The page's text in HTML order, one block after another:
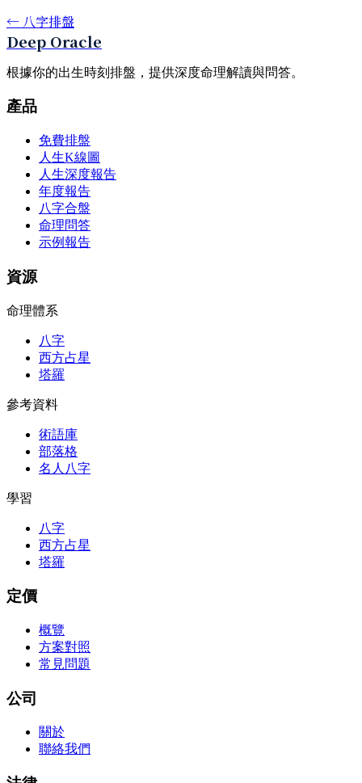
← 八字排盤
Deep Oracle
根據你的出生時刻排盤，提供深度命理解讀與問答。
產品
免費排盤
人生K線圖
人生深度報告
年度報告
八字合盤
命理問答
示例報告
資源
命理體系
八字
西方占星
塔羅
參考資料
術語庫
部落格
名人八字
學習
八字
西方占星
塔羅
定價
概覽
方案對照
常見問題
公司
關於
聯絡我們